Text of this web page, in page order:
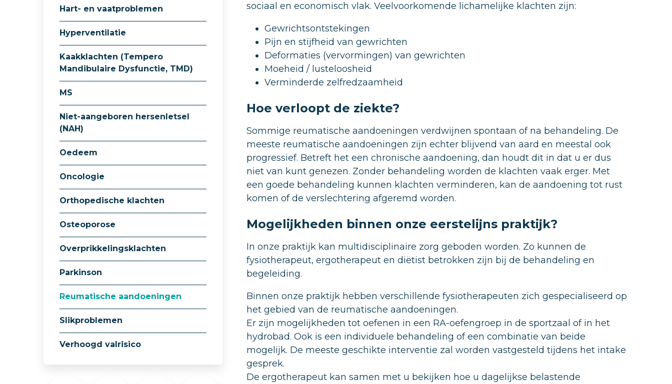
sociaal en economisch vlak. Veelvoorkomende lichamelijke klachten zijn:
Gewrichtsontstekingen
Pijn en stijfheid van gewrichten
Deformaties (vervormingen) van gewrichten
Moeheid / lusteloosheid
Verminderde zelfredzaamheid
Hoe verloopt de ziekte?
Sommige reumatische aandoeningen verdwijnen spontaan of na behandeling. De
meeste reumatische aandoeningen zijn echter blijvend van aard en meestal ook
progressief. Betreft het een chronische aandoening, dan houdt dit in dat u er dus
niet van kunt genezen. Zonder behandeling worden de klachten vaak erger. Met
een goede behandeling kunnen klachten verminderen, kan de aandoening tot rust
komen of de verslechtering afgeremd worden.
Mogelijkheden binnen onze eerstelijns praktijk?
In onze praktijk kan multidisciplinaire zorg geboden worden. Zo kunnen de
fysiotherapeut, ergotherapeut en diëtist betrokken zijn bij de behandeling en
begeleiding.
Binnen onze praktijk hebben verschillende fysiotherapeuten zich gespecialiseerd op
het gebied van de reumatische aandoeningen.
Er zijn mogelijkheden tot oefenen in een RA-oefengroep in de sportzaal of in het
hydrobad. Ook is een individuele behandeling of een combinatie van beide
mogelijk. De meeste geschikte interventie zal worden vastgesteld tijdens het intake
gesprek.
De ergotherapeut kan samen met u bekijken hoe u dagelijkse belastende
Hart- en vaatproblemen
Hyperventilatie
Kaakklachten (Tempero
Mandibulaire Dysfunctie, TMD)
MS
Niet-aangeboren hersenletsel
(NAH)
Oedeem
Oncologie
Orthopedische klachten
Osteoporose
Overprikkelingsklachten
Parkinson
Reumatische aandoeningen
Slikproblemen
Verhoogd valrisico